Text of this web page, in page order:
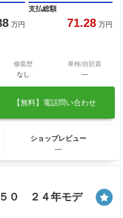
万円
支払総額
71.28 万円
修復歴
なし
車検/自賠責
―
【無料】電話問い合わせ
ショップレビュー
―
０ ２４年モデ